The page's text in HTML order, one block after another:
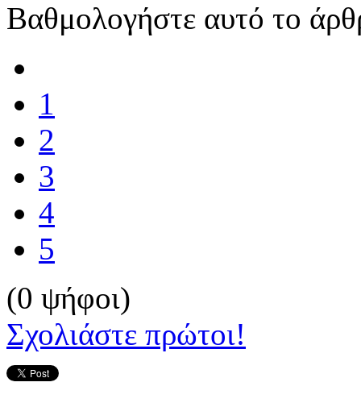
Βαθμολογήστε αυτό το
1
2
3
4
5
(0 ψήφοι)
Σχολιάστε πρώτοι!